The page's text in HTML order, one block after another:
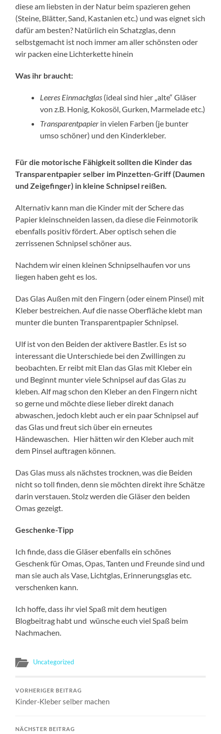
diese am liebsten in der Natur beim spazieren gehen
(Steine, Blätter, Sand, Kastanien etc.) und was eignet sich
dafür am besten? Natürlich ein Schatzglas, denn
selbstgemacht ist noch immer am aller schönsten oder
wir packen eine Lichterkette hinein
Was ihr braucht:
Leeres Einmachglas (ideal sind hier „alte“ Gläser
von z.B. Honig, Kokosöl, Gurken, Marmelade etc.)
Transparentpapier in vielen Farben (je bunter
umso schöner) und den Kinderkleber.
Für die motorische Fähigkeit sollten die Kinder das
Transparentpapier selber im Pinzetten-Griff (Daumen
und Zeigefinger) in kleine Schnipsel reißen.
Alternativ kann man die Kinder mit der Schere das
Papier kleinschneiden lassen, da diese die Feinmotorik
ebenfalls positiv fördert. Aber optisch sehen die
zerrissenen Schnipsel schöner aus.
Nachdem wir einen kleinen Schnipselhaufen vor uns
liegen haben geht es los.
Das Glas Außen mit den Fingern (oder einem Pinsel) mit
Kleber bestreichen. Auf die nasse Oberfläche klebt man
munter die bunten Transparentpapier Schnipsel.
Ulf ist von den Beiden der aktivere Bastler. Es ist so
interessant die Unterschiede bei den Zwillingen zu
beobachten. Er reibt mit Elan das Glas mit Kleber ein
und Beginnt munter viele Schnipsel auf das Glas zu
kleben. Alf mag schon den Kleber an den Fingern nicht
so gerne und möchte diese lieber direkt danach
abwaschen, jedoch klebt auch er ein paar Schnipsel auf
das Glas und freut sich über ein erneutes
Händewaschen. Hier hätten wir den Kleber auch mit
dem Pinsel auftragen können.
Das Glas muss als nächstes trocknen, was die Beiden
nicht so toll finden, denn sie möchten direkt ihre Schätze
darin verstauen. Stolz werden die Gläser den beiden
Omas gezeigt.
Geschenke-Tipp
Ich finde, dass die Gläser ebenfalls ein schönes
Geschenk für Omas, Opas, Tanten und Freunde sind und
man sie auch als Vase, Lichtglas, Erinnerungsglas etc.
verschenken kann.
Ich hoffe, dass ihr viel Spaß mit dem heutigen
Blogbeitrag habt und wünsche euch viel Spaß beim
Nachmachen.
Uncategorized
VORHERIGER BEITRAG
Kinder-Kleber selber machen
NÄCHSTER BEITRAG